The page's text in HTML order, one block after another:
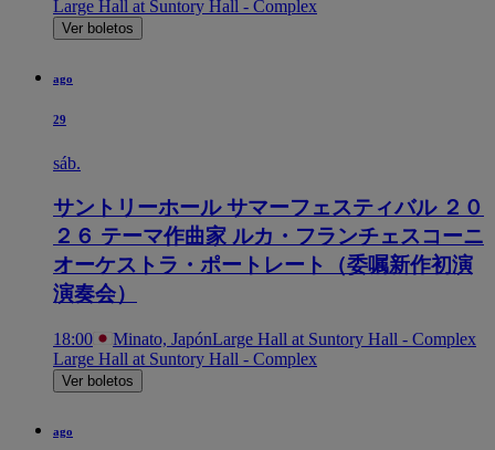
Large Hall at Suntory Hall - Complex
Ver boletos
ago
29
sáb.
サントリーホール サマーフェスティバル ２０
２６ テーマ作曲家 ルカ・フランチェスコーニ
オーケストラ・ポートレート（委嘱新作初演
演奏会）
18:00 Minato, JapónLarge Hall at Suntory Hall - Complex
Large Hall at Suntory Hall - Complex
Ver boletos
ago